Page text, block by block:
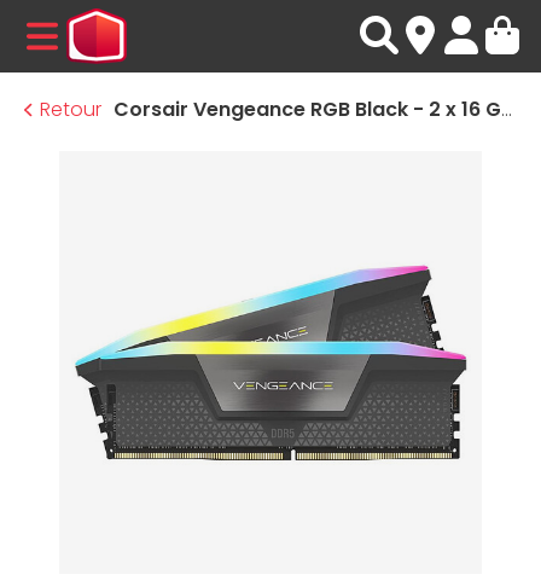
MENU
Retour
Corsair Vengeance RGB Black - 2 x 16 Go (32 Go) - DDR5 5600 MHz - CL40 - Ryzen Edition